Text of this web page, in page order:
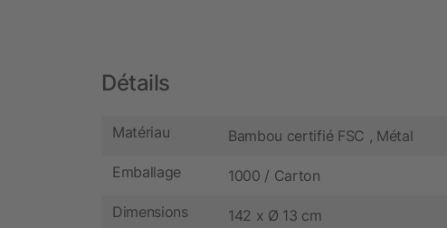
Détails
Matériau Bambou certifié FSC , Métal
Emballage 1000 / Carton
Dimensions 142 x Ø 13 cm